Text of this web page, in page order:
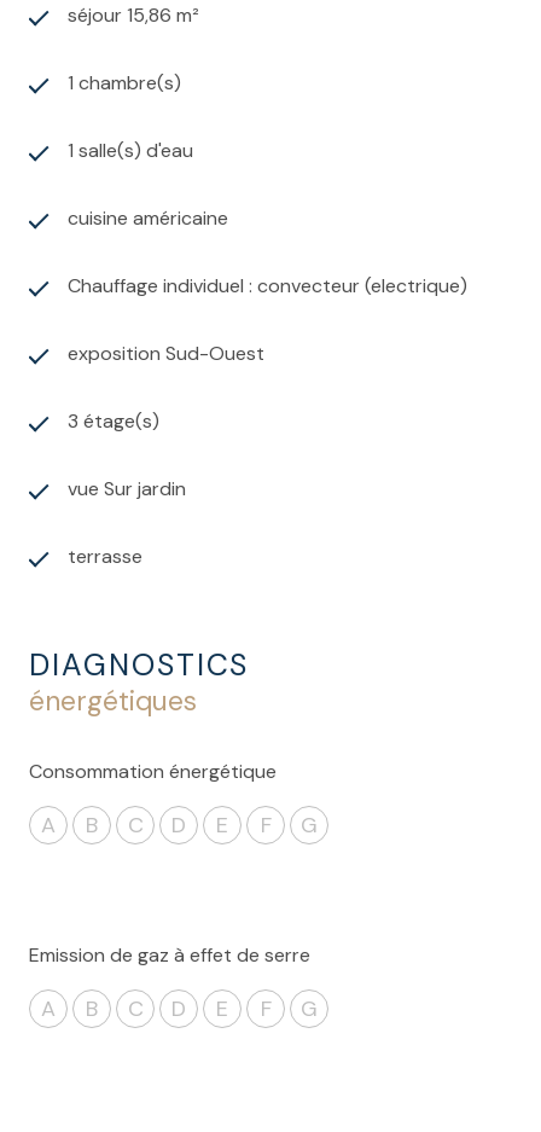
séjour 15,86 m²
1 chambre(s)
1 salle(s) d'eau
cuisine américaine
Chauffage individuel : convecteur (electrique)
exposition Sud-Ouest
3 étage(s)
vue Sur jardin
terrasse
DIAGNOSTICS
énergétiques
Consommation énergétique
A B C D E F G
Emission de gaz à effet de serre
A B C D E F G